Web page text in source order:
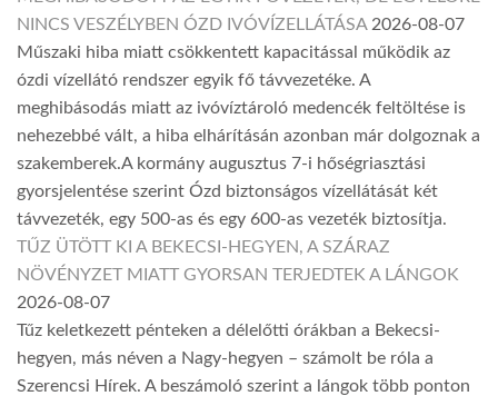
NINCS VESZÉLYBEN ÓZD IVÓVÍZELLÁTÁSA 2026-08-07
Műszaki hiba miatt csökkentett kapacitással működik az
ózdi vízellátó rendszer egyik fő távvezetéke. A
meghibásodás miatt az ivóvíztároló medencék feltöltése is
nehezebbé vált, a hiba elhárításán azonban már dolgoznak a
szakemberek.A kormány augusztus 7-i hőségriasztási
gyorsjelentése szerint Ózd biztonságos vízellátását két
távvezeték, egy 500-as és egy 600-as vezeték biztosítja.
TŰZ ÜTÖTT KI A BEKECSI-HEGYEN, A SZÁRAZ
NÖVÉNYZET MIATT GYORSAN TERJEDTEK A LÁNGOK
2026-08-07
Tűz keletkezett pénteken a délelőtti órákban a Bekecsi-
hegyen, más néven a Nagy-hegyen – számolt be róla a
Szerencsi Hírek. A beszámoló szerint a lángok több ponton